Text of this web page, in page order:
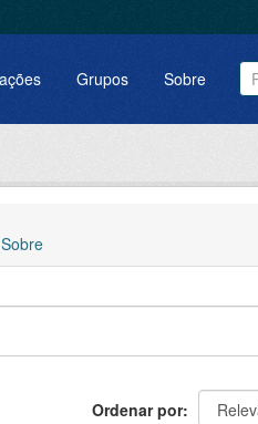
Grupos Sobre
Sobre
Ordenar por